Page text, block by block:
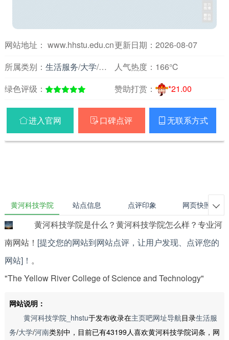
网站地址： www.hhstu.edu.cn更新日期：2026-08-07
所属类别： 生活服务/大学/河南 人气热度： 166℃
绿色评级：
赞助打赏： *21.00
进入官网  口碑点评  无联系方式
黄河科技学院 站点信息 点评印象 网页快照 
黄河科技学院是什么？黄河科技学院怎么样？专业河
南网站！ [提交您的网站到网站点评，让用户发现、点评您的
网站]！ 。
"The Yellow River College of Science and Technology"
网站说明：
黄河科技学院_hhstu于发布收录在主页吧网址导航目录生活服
务/大学/河南类别中，目前已有43199人喜欢黄河科技学院词条，网